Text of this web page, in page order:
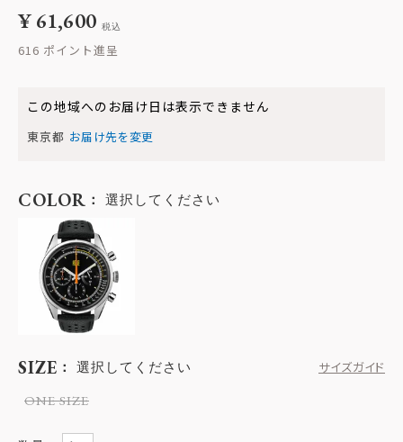
¥61,600 税込
616
この地域へのお届け日は表示できません
東京都 お届け先を変更
SIZE 選択してください
サイズガイド
ONE SIZE
COLOR 選択してください